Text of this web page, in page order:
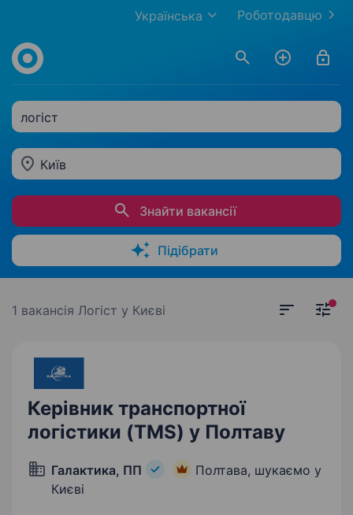
Роботодавцю
Українська
логіст
Київ
Знайти вакансії
Підібрати
1 вакансія Логіст у Києві
Керівник транспортної
логістики (TMS) у Полтаву
Галактика, ПП
Полтава, шукаємо у
Києві